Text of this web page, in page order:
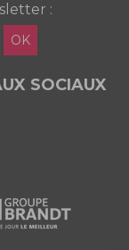
:
OK
SOCIAUX